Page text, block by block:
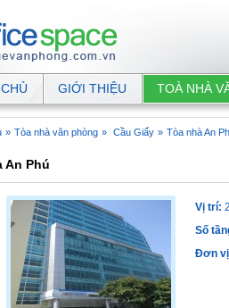
GIỚI THIỆU TOÀ NHÀ
» Tòa nhà văn phòng » Cầu Giấy » Tòa nhà An
An Phú
Vị trí:
Số
Đơn vị